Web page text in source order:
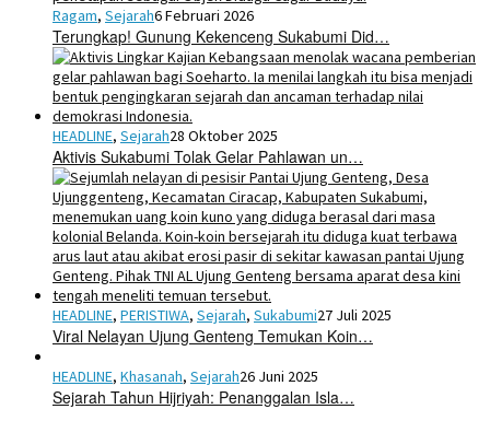
Ragam, Sejarah6 Februari 2026
Terungkap! Gunung Kekenceng Sukabumi Did…
HEADLINE, Sejarah28 Oktober 2025
Aktivis Sukabumi Tolak Gelar Pahlawan un…
HEADLINE, PERISTIWA, Sejarah, Sukabumi27 Juli 2025
Viral Nelayan Ujung Genteng Temukan Koin…
HEADLINE, Khasanah, Sejarah26 Juni 2025
Sejarah Tahun Hijriyah: Penanggalan Isla…